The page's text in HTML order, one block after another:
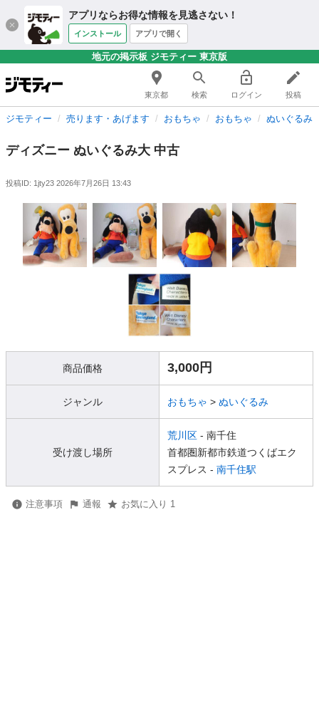
アプリならお得な情報を見逃さない！
インストール アプリで開く
地元の掲示板 ジモティー 東京版
東京都 検索 ログイン 投稿
ジモティー 売ります・あげます おもちゃ おもちゃ ぬいぐるみ
ディズニー ぬいぐるみ大 中古
投稿ID: 1jty23 2026年7月26日 13:43
商品価格 3,000円
ジャンル おもちゃ > ぬいぐるみ
受け渡し場所
荒川区 - 南千住
首都圏新都市鉄道つくばエク
スプレス - 南千住駅
注意事項 通報 お気に入り 1